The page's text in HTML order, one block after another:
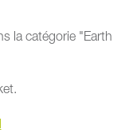
la catégorie "Earth